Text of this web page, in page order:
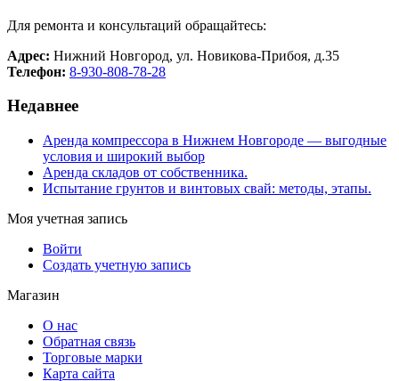
Для ремонта и консультаций обращайтесь:
Адрес: Нижний Новгород, ул. Новикова-Прибоя, д.35
Телефон: 8-930-808-78-28
Недавнее
Аренда компрессора в Нижнем Новгороде — выгодные
условия и широкий выбор
Аренда складов от собственника.
Испытание грунтов и винтовых свай: методы, этапы.
Моя учетная запись
Войти
Создать учетную запись
Магазин
О нас
Обратная связь
Торговые марки
Карта сайта